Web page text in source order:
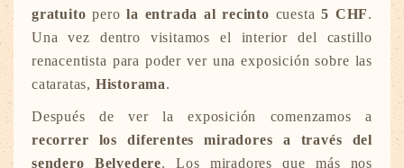
gratuito perola entrada al recinto cuesta5 CHF.
Una vez dentro visitamos el interior del castillo
renacentista para poder ver una exposición sobre las
cataratas, Historama.
Después de ver la exposición comenzamos a
recorrer los diferentes miradores a través del
sendero Belvedere. Los miradores que más nos